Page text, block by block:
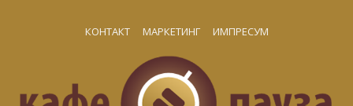
КОНТАКТ МАРКЕТИНГ ИМПРЕСУМ